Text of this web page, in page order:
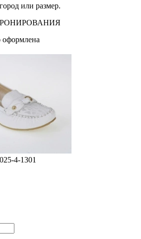
или размер.
4-1301